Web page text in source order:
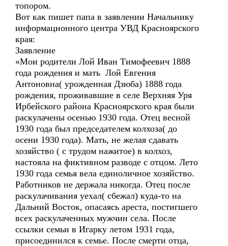
топором.
Вот как пишет папа в заявлении Начальнику
информационного центра УВД Красноярского
края:
Заявление
«Мои родители Лой Иван Тимофеевич 1888
года рождения и мать Лой Евгения
Антоновна( урожденная Дзюба) 1888 года
рождения, проживавшие в селе Верхняя Уря
Ирбейского района Красноярского края были
раскулачены осенью 1930 года. Отец весной
1930 года был председателем колхоза( до
осени 1930 года). Мать, не желая сдавать
хозяйство ( с трудом нажитое) в колхоз,
настояла на фиктивном разводе с отцом. Лето
1930 года семья вела единоличное хозяйство.
Работников не держала никогда. Отец после
раскулачивания уехал( сбежал) куда-то на
Дальний Восток, опасаясь ареста, постигшего
всех раскулаченных мужчин села. После
ссылки семьи в Игарку летом 1931 года,
присоединился к семье. После смерти отца,